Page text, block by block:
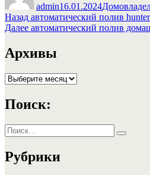
admin16.01.2024
Навигация
по
записям
Назад Предыдущая
запись:
автоматический полив
Далее Следующая
автоматический полив
Архивы
Архивы
Поиск:
Искать:
Поиск
Рубрики